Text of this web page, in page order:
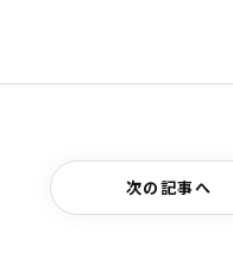
次の記事へ